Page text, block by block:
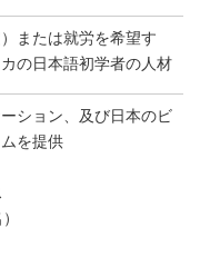
または就労を希望す
の日本語初学者の人材
ション、及び日本のビ
を提供